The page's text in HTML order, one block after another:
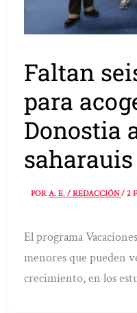
Faltan
para
Donostia
PORA. E. / REDACCIÓN/2
El programa
menores que pueden
crecimiento, en los